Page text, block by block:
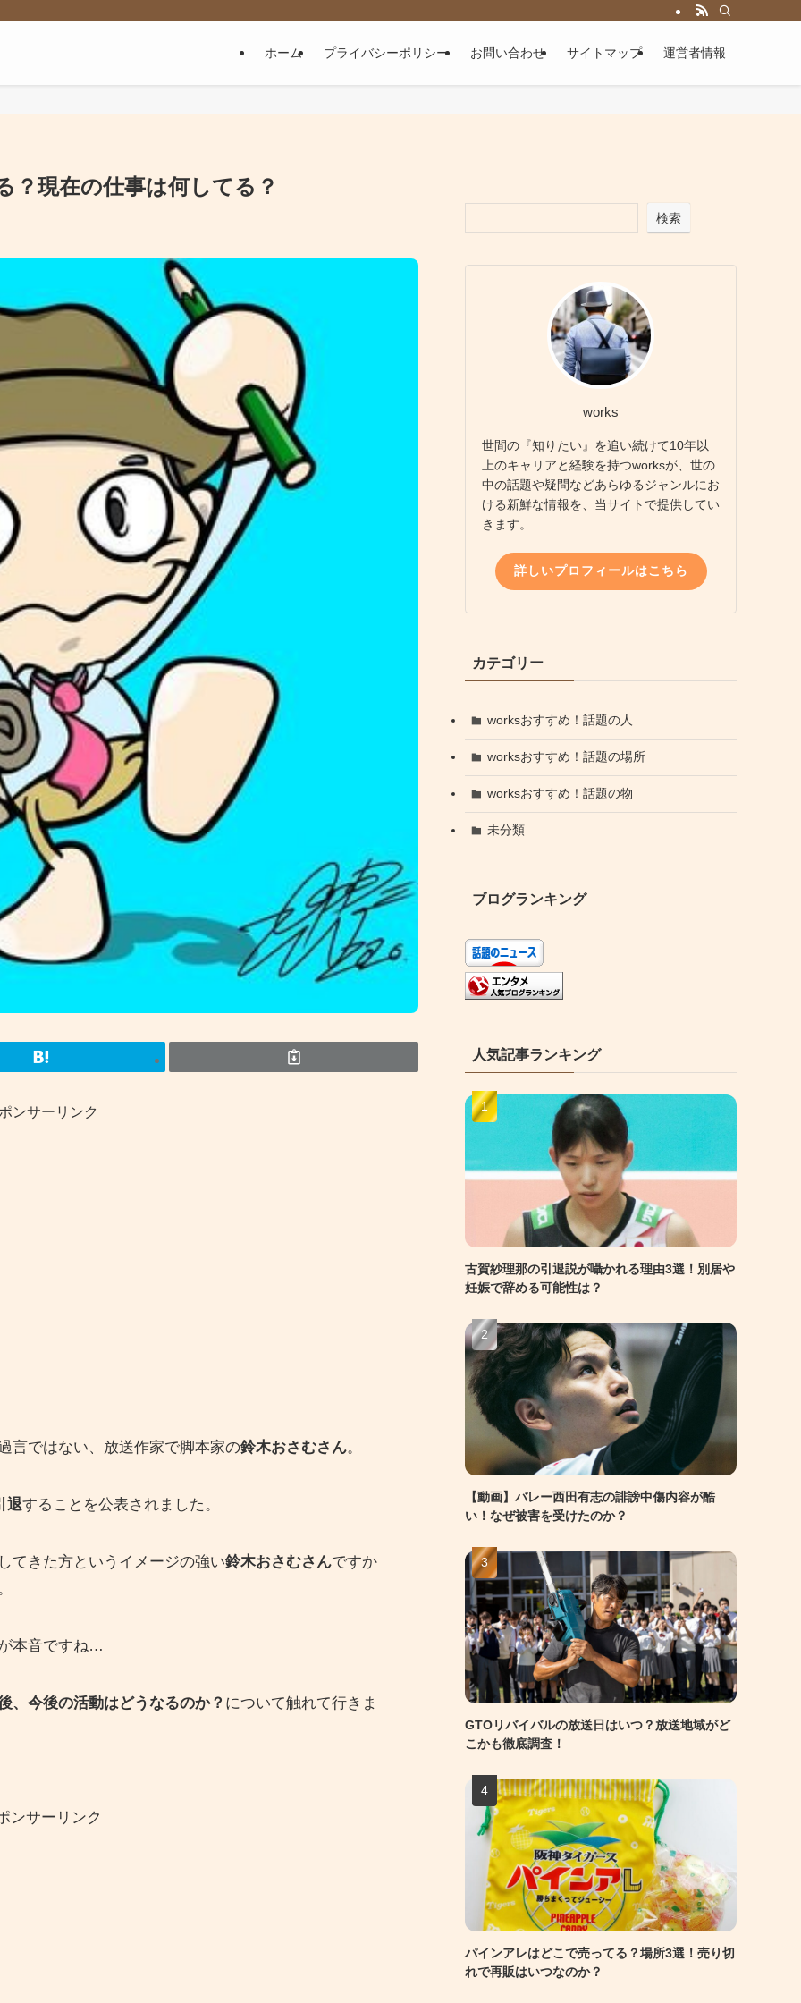
ホーム プライバシーポリシー お問い合わせ サイトマップ 運営者情報
？現在の仕事は何してる？
ンサーリンク
言ではない、放送作家で脚本家の鈴木おさむさん。
退することを公表されました。
てきた方というイメージの強い鈴木おさむさんですか
本音ですね…
、今後の活動はどうなるのか？ について触れて行きま
ンサーリンク
検索
works
世間の『知りたい』を追い続けて10年以
上のキャリアと経験を持つworksが、世の
中の話題や疑問などあらゆるジャンルにお
ける新鮮な情報を、当サイトで提供してい
きます。
詳しいプロフィールはこちら
カテゴリー
worksおすすめ！話題の人
worksおすすめ！話題の場所
worksおすすめ！話題の物
未分類
ブログランキング
人気記事ランキング
古賀紗理那の引退説が囁かれる理由3選！別居や
妊娠で辞める可能性は？
【動画】バレー西田有志の誹謗中傷内容が酷
い！なぜ被害を受けたのか？
GTOリバイバルの放送日はいつ？放送地域がど
こかも徹底調査！
パインアレはどこで売ってる？場所3選！売り切
れで再販はいつなのか？